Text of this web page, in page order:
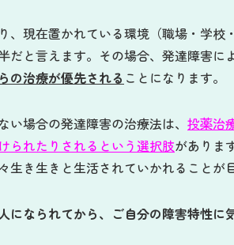
現在置かれている環境（職場・学校
だと言えます。その場合、発達障害に
の治療が優先される ことになります。
場合の発達障害の治療法は、 投薬治
られたりされるという選択肢がありま
生き生きと生活されていかれることが
になられてから、ご自分の障害特性